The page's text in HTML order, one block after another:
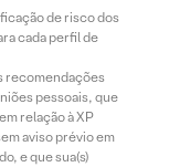
de risco dos
cada perfil de
recomendações
pessoais, que
relação à XP
aviso prévio em
e que sua(s)